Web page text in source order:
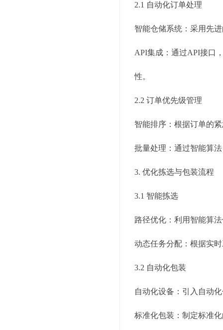
2.1 自动化订单处理
智能仓储系统：采用先
API集成：通过API接口
性。
2.2 订单优先级管理
智能排序：根据订单的
批量处理：通过智能算
3. 优化拣选与包装流程
3.1 智能拣选
路径优化：利用智能算
动态任务分配：根据实
3.2 自动化包装
自动化设备：引入自动
标准化包装：制定标准